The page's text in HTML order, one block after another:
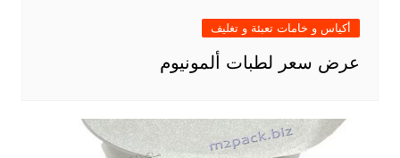
أكياس و خامات تعبئة و تغليف
عرض سعر لطبات ألمونيوم